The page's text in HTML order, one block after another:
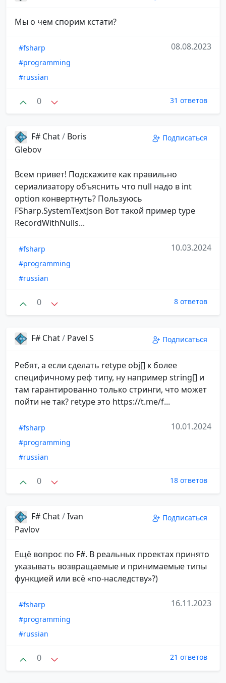
Мы о чем спорим кстати?
#fsharp
#programming
#russian
08.08.2023
0 31 ответов
F# Chat/ Boris
Glebov
Подписаться
Всем привет! Подскажите как правильно
сериализатору объяснить что null надо в int
option конвертнуть? Пользуюсь
FSharp.SystemTextJson Вот такой пример type
RecordWithNulls...
#fsharp
#programming
#russian
10.03.2024
0 8 ответов
F# Chat/ Pavel S Подписаться
Ребят, а если сделать retype obj[] к более
специфичному реф типу, ну например string[] и
там гарантированно только стринги, что может
пойти не так? retype это https://t.me/f...
#fsharp
#programming
#russian
10.01.2024
0 18 ответов
F# Chat/Ivan
Pavlov
Подписаться
Ещё вопрос по F#. В реальных проектах принято
указывать возвращаемые и принимаемые типы
функцией или всё «по-наследству»?)
#fsharp
#programming
#russian
16.11.2023
0 21 ответов